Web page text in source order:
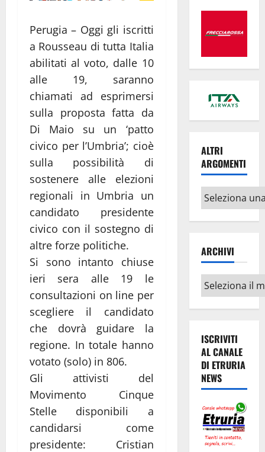
Perugia – Oggi gli iscritti
a Rousseau di tutta Italia
abilitati al voto, dalle 10
alle 19, saranno
chiamati ad esprimersi
sulla proposta fatta da
Di Maio su un ‘patto
civico per l’Umbria’; cioè
sulla possibilità di
sostenere alle elezioni
regionali in Umbria un
candidato presidente
civico con il sostegno di
altre forze politiche.
Si sono intanto chiuse
ieri sera alle 19 le
consultazioni on line per
scegliere il candidato
che dovrà guidare la
regione. In totale hanno
votato (solo) in 806.
Gli attivisti del
Movimento Cinque
Stelle disponibili a
candidarsi come
presidente: Cristian
ALTRI
ARGOMENTI
Altri
argomenti
ARCHIVI
Archivi
ISCRIVITI
AL CANALE
DI ETRURIA
NEWS